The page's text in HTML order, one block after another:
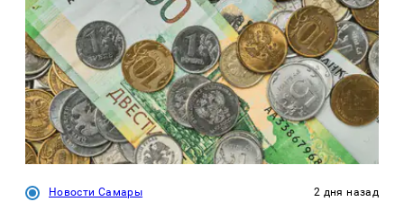
Новости Самары 2 дня назад